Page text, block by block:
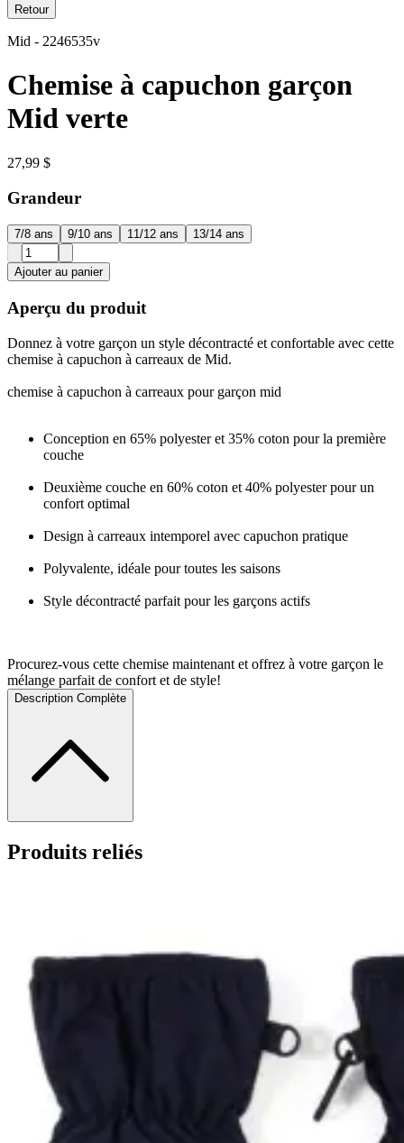
Retour
Mid - 2246535v
Chemise à capuchon garçon
Mid verte
27,99 $
Grandeur
7/8 ans 9/10 ans 11/12 ans 13/14 ans
Ajouter au panier
Aperçu du produit
Donnez à votre garçon un style décontracté et confortable avec cette
chemise à capuchon à carreaux de Mid.
chemise à capuchon à carreaux pour garçon mid
Conception en 65% polyester et 35% coton pour la première
couche
Deuxième couche en 60% coton et 40% polyester pour un
confort optimal
Design à carreaux intemporel avec capuchon pratique
Polyvalente, idéale pour toutes les saisons
Style décontracté parfait pour les garçons actifs
Procurez-vous cette chemise maintenant et offrez à votre garçon le
mélange parfait de confort et de style!
Description Complète
Produits reliés